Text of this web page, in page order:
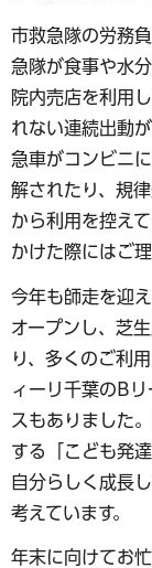
市救急隊の労務
急隊が食事や水
院内売店を利用
れない連続出動
急車がコンビニ
解されたり、規
から利用を控え
かけた際にはご
今年も師走を迎
オープンし、芝
り、多くのご利
ィーリ千葉のB
スもありました
する「こども発
自分らしく成長
考えています。
年末に向けてお